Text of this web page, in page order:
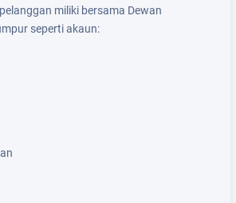
miliki bersama Dewan
seperti akaun: